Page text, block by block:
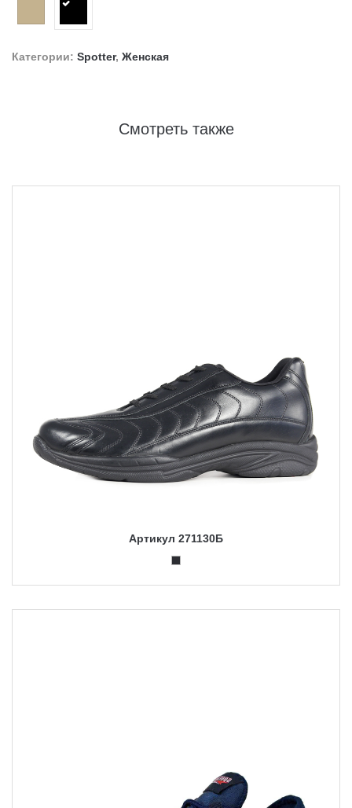
Категории: Spotter, Женская
Смотреть также
Артикул 271130Б